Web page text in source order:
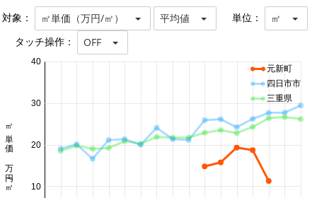
対象： ㎡単価（万円/㎡） 平均値 単位： ㎡
タッチ操作： OFF
10
20
30
40
㎡単価 万円/㎡
元新町
四日市市
三重県